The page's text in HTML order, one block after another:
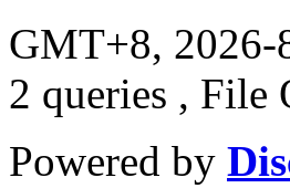
GMT+8, 2026-
2 queries , File
Powered by